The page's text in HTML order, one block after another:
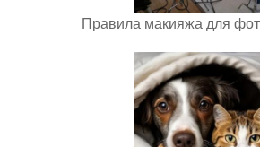
Правила макияжа для